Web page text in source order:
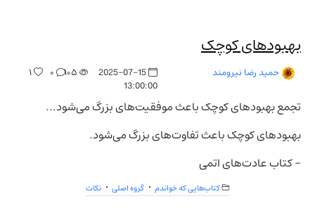
بهبودهای کوچک
حمید رضا نیرومند
2025-07-15
13:00:00
۱۰۵ ۰ ۱
تجمع بهبودهای کوچک باعث موفقیت‌های بزرگ می‌شود...
بهبودهای کوچک باعث تفاوت‌های بزرگ می‌شود.
- کتاب عادت‌های اتمی
کتاب‌هایی که خواندم گروه اصلی نکات